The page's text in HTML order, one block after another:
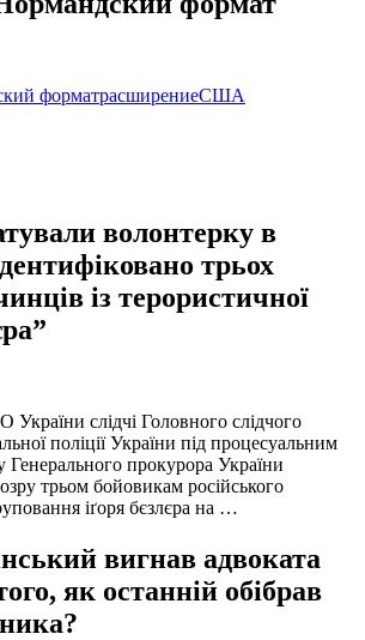
форматрасширениеСША
волонтерку в
трьох
із терористичної
слідчі Головного слідчого
поліції України під процесуальним
Генерального прокурора України
трьом бойовикам російського
іґоря бєзлєра на …
вигнав адвоката
як останній обібрав